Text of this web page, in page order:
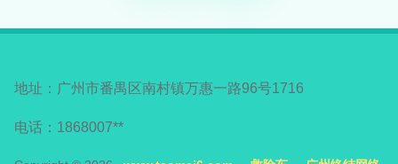
地址：广州市番禺区南村镇万惠一路96号1716
电话：1868007**